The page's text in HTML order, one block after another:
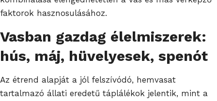
faktorok hasznosulásához.
Vasban gazdag élelmiszerek:
hús, máj, hüvelyesek, spenót
Az étrend alapját a jól felszívódó, hemvasat
tartalmazó állati eredetű táplálékok jelentik, mint a